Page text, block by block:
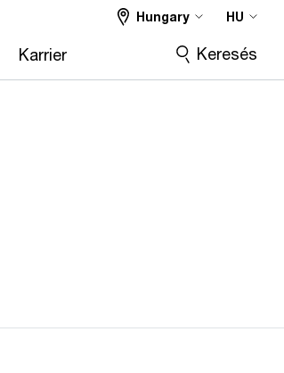
Karrier
Hungary HU
Keresés